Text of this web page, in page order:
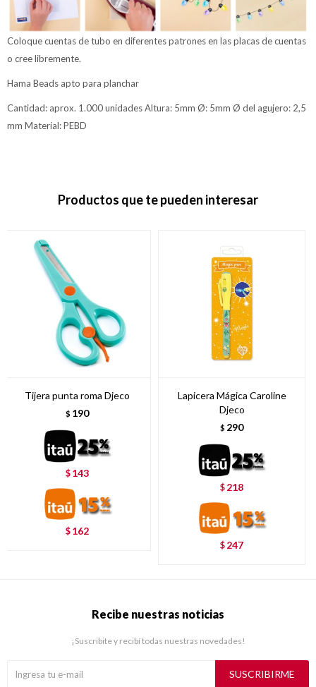
Coloque cuentas de tubo en diferentes patrones en las placas de cuentas
o cree libremente.
Hama Beads apto para planchar
Cantidad: aprox. 1.000 unidades Altura: 5mm Ø: 5mm Ø del agujero: 2,5
mm Material: PEBD
Productos que te pueden interesar
Tijera punta roma Djeco
$ 190
$ 143
$ 162
Lapicera Mágica Caroline
Djeco
$ 290
$ 218
$ 247
Recibe nuestras noticias
¡Suscribite y recibí todas nuestras novedades!
SUSCRIBIRME